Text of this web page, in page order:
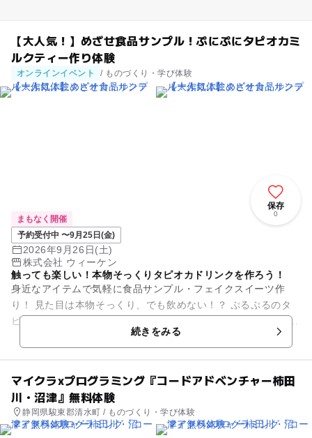
【大人気！】めざせ食品サンプル！ぷにぷにタピオカミ
ルクティー作り体験
オンラインイベント / ものづくり・学び体験
保存
0
まもなく開催
予約受付中 〜9月25日(金)
2026年9月26日(土)
株式会社 ウィーケン
触っても楽しい！本物そっくりタピオカドリンクを作ろう！
身近なアイテムで気軽に食品サンプル・フェイクスイーツ作
り！ 見た目は本物そっくり、でも飲めない！？ ぷるぷるのタ
ピオカに、とろりとしたミルクティー… 思わずストローをさし
続きをみる
マイクラxプログラミング『コードアドベンチャー柿田
川・沼津』無料体験
静岡県駿東郡清水町 / ものづくり・学び体験